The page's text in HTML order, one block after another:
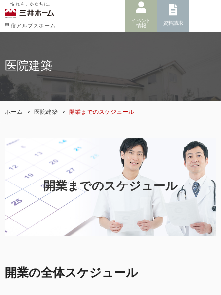
甲信アルプスホーム
イベント
情報
資料請求
医院建築
ホーム 医院建築 開業までのスケジュール
開業までのスケジュール
開業の全体スケジュール